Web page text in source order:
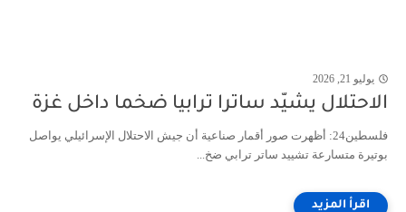
يوليو 21, 2026
الاحتلال يشيّد ساترا ترابيا ضخما داخل غزة
فلسطين24: أظهرت صور أقمار صناعية أن جيش الاحتلال الإسرائيلي يواصل
بوتيرة متسارعة تشييد ساتر ترابي ضخ...